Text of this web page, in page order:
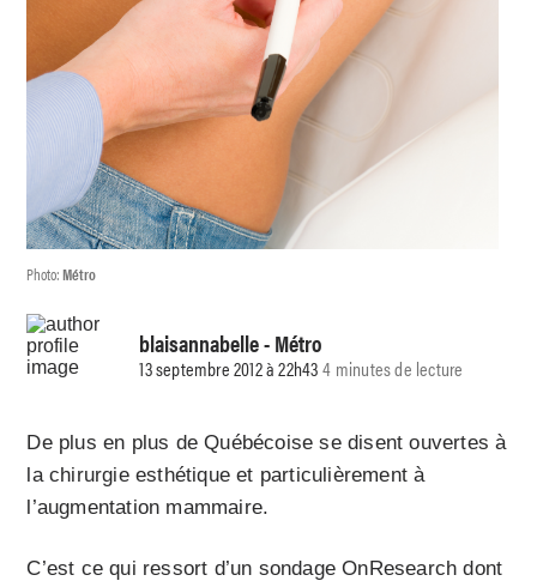
Photo:Métro
blaisannabelle- Métro
13 septembre 2012 à 22h434 minutes de lecture
De plus en plus de Québécoise se disent ouvertes à
la chirurgie esthétique et particulièrement à
l’augmentation mammaire.
C’est ce qui ressort d’un sondage OnResearch dont